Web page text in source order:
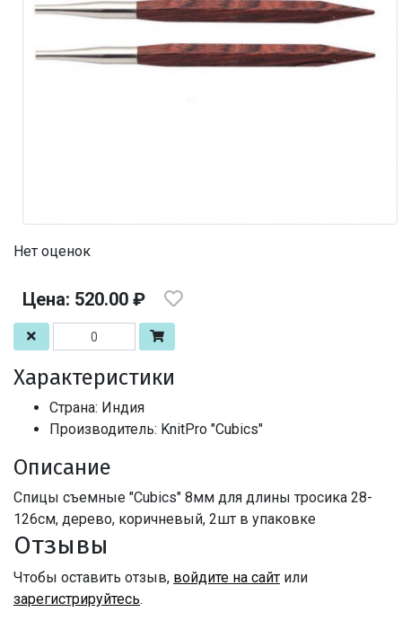
Нет оценок
Цена: 520.00 ₽
Характеристики
Страна: Индия
Производитель: KnitPro "Cubics"
Описание
Спицы съемные "Cubics" 8мм для длины тросика 28-
126см, дерево, коричневый, 2шт в упаковке
Отзывы
Чтобы оставить отзыв, войдите на сайт или
зарегистрируйтесь.